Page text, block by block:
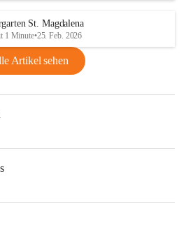
St. Magdalena
1 Minute•25. Feb. 2026
Artikel sehen